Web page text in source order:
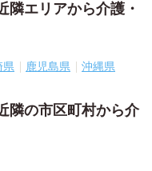
隣エリアから介護・
県 鹿児島県 沖縄県
隣の市区町村から介